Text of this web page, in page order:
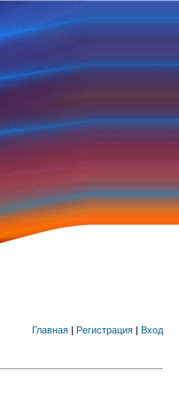
Главная | Регистрация | Вход